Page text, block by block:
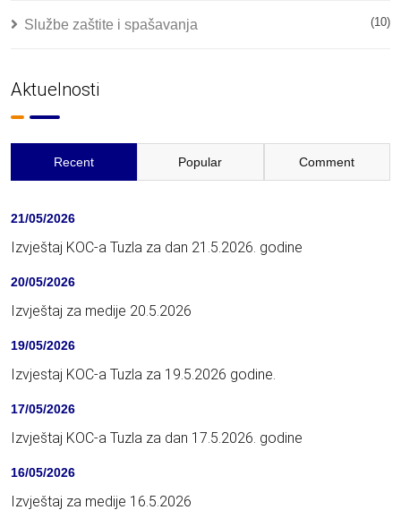
Službe zaštite i spašavanja (10)
Aktuelnosti
Recent Popular Comment
21/05/2026
Izvještaj KOC-a Tuzla za dan 21.5.2026. godine
20/05/2026
Izvještaj za medije 20.5.2026
19/05/2026
Izvjestaj KOC-a Tuzla za 19.5.2026 godine.
17/05/2026
Izvještaj KOC-a Tuzla za dan 17.5.2026. godine
16/05/2026
Izvještaj za medije 16.5.2026